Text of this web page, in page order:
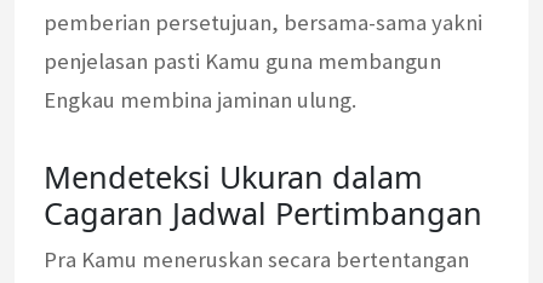
pemberian persetujuan, bersama-sama yakni
penjelasan pasti Kamu guna membangun
Engkau membina jaminan ulung.
Mendeteksi Ukuran dalam
Cagaran Jadwal Pertimbangan
Pra Kamu meneruskan secara bertentangan